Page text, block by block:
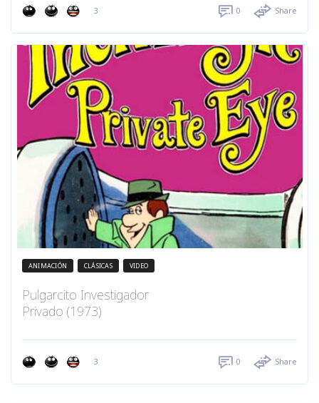
3 0 Share
ANIMACIÓN CLÁSICAS VIDEO
Pulgarcito Investigador
Privado (1973)
3 0 Share